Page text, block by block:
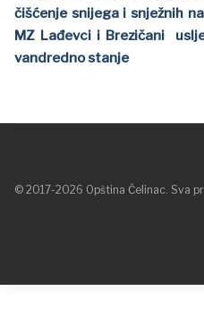
čišćenje snijega i snježnih
MZ Lađevci i Brezičani
vandredno stanje
© 2017-2026 Opština Čelinac. Sva